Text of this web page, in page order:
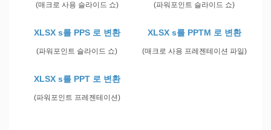
(매크로 사용 슬라이드 쇼) (파워포인트 슬라이드 쇼)
XLSX s를 PPS 로 변환
(파워포인트 슬라이드 쇼)
XLSX s를 PPTM 로 변환
(매크로 사용 프레젠테이션 파일)
XLSX s를 PPT 로 변환
(파워포인트 프레젠테이션)